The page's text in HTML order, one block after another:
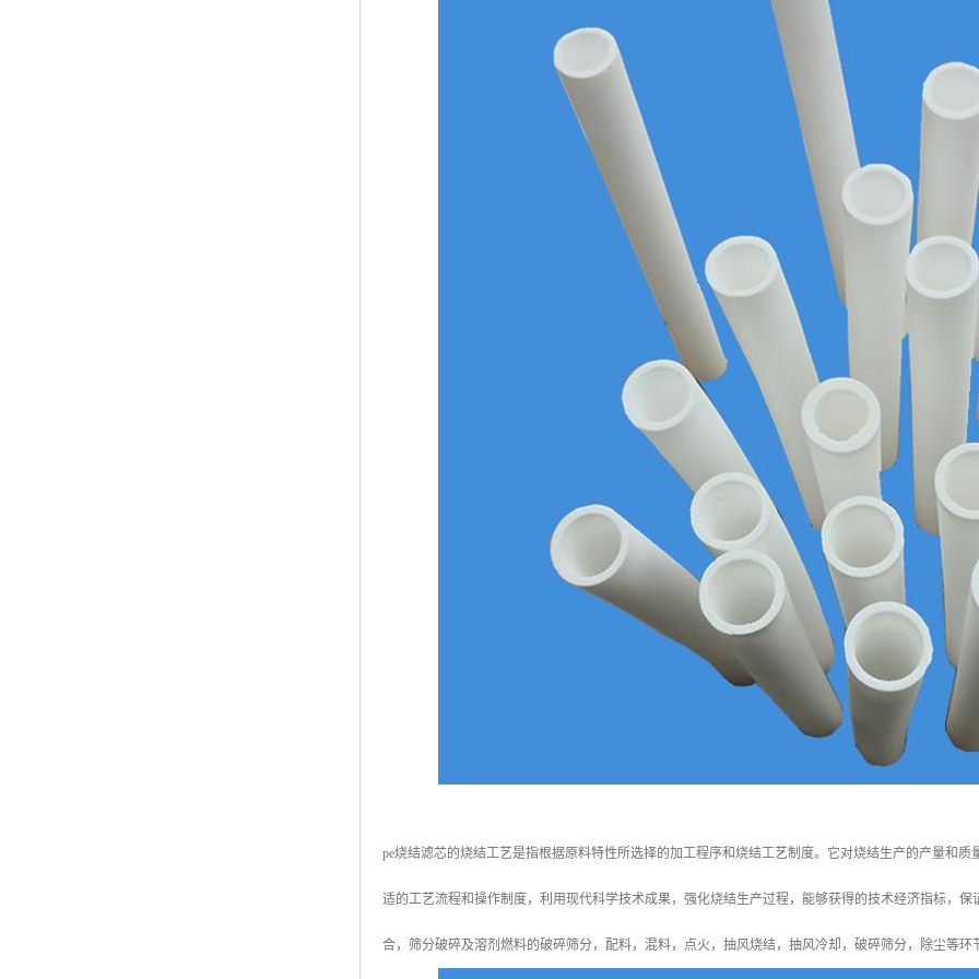
pe烧结滤芯的烧结工艺是指根据原料特性所选择的加工程序和烧结工艺制度。它对烧结生产的产量和
适的工艺流程和操作制度，利用现代科学技术成果，强化烧结生产过程，能够获得的技术经济指标，
合，筛分破碎及溶剂燃料的破碎筛分，配料，混料，点火，抽风烧结，抽风冷却，破碎筛分，除尘等环